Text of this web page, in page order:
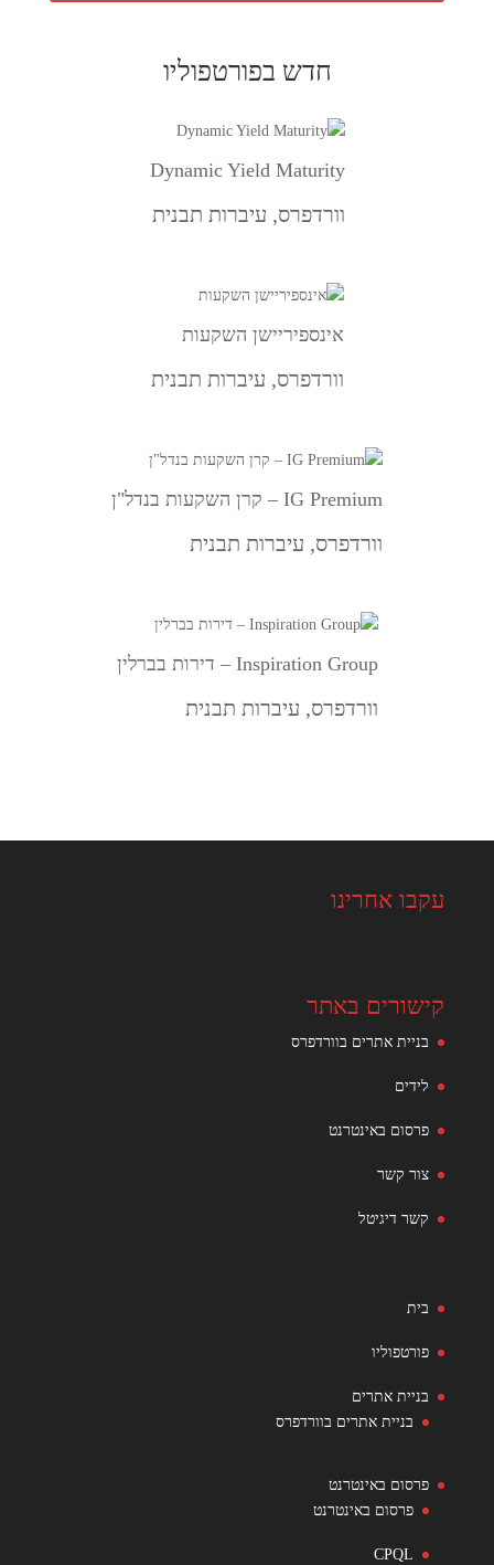
חדש בפורטפוליו
Dynamic Yield Maturity
וורדפרס, עיברות תבנית
אינספיריישן השקעות
וורדפרס, עיברות תבנית
IG Premium – קרן השקעות בנדל"ן
וורדפרס, עיברות תבנית
Inspiration Group – דירות בברלין
וורדפרס, עיברות תבנית
עקבו אחרינו
קישורים באתר
בניית אתרים בוורדפרס
לידים
פרסום באינטרנט
צור קשר
קשר דיגיטל
בית
פורטפוליו
בניית אתרים
בניית אתרים בוורדפרס
פרסום באינטרנט
פרסום באינטרנט
CPQL